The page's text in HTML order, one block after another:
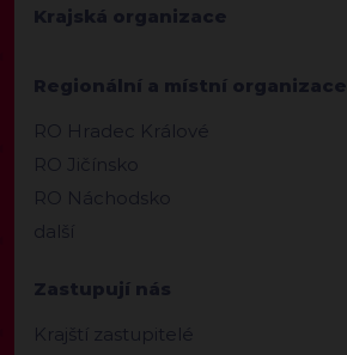
Krajská organizace
Regionální a místní organizace
RO Hradec Králové
RO Jičínsko
RO Náchodsko
další
Zastupují nás
Krajští zastupitelé